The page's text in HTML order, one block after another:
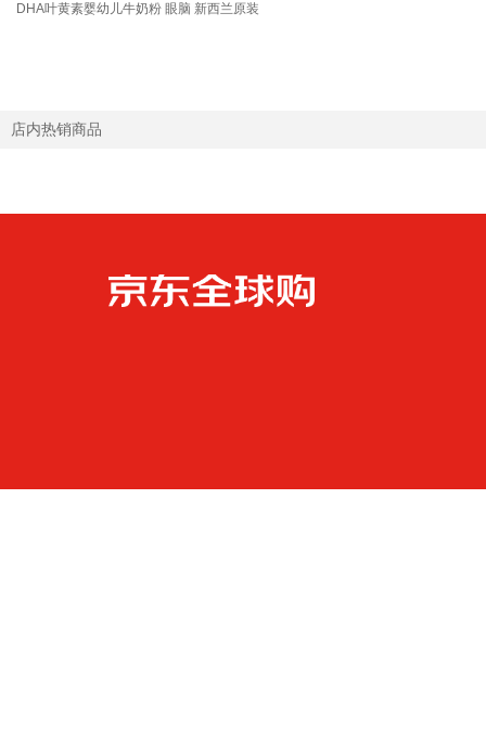
DHA叶黄素婴幼儿牛奶粉 眼脑 新西兰原装
店内热销商品